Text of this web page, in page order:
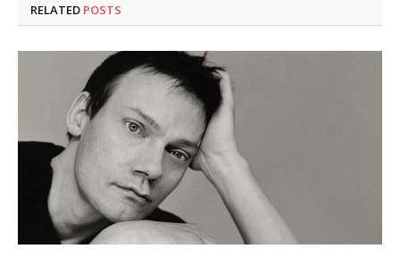
RELATED POSTS